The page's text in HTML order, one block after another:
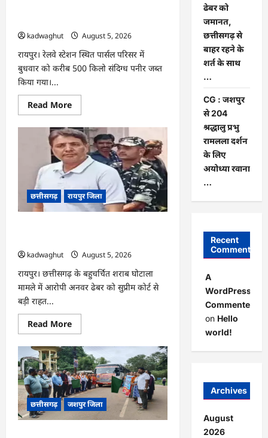
kadwaghut
August 5, 2026
रायपुर। रेलवे स्टेशन स्थित पार्सल परिसर में
बुधवार को करीब 500 किलो संदिग्ध पनीर जब्त
किया गया।...
Read MoreRead
more
CG
:
रेलवे
पार्सल
गोदाम
से
5
क्विंटल
पनीर
जब्त
…
छत्तीसगढ़ रायपुर जिला
kadwaghut
August 5, 2026
रायपुर। छत्तीसगढ़ के बहुचर्चित शराब घोटाला
मामले में आरोपी अनवर ढेबर को सुप्रीम कोर्ट से
बड़ी राहत...
Read MoreRead
more
CG
:
अनवर
ढेबर
को
जमानत,
छत्तीसगढ़
से
रहने
छत्तीसगढ़ जशपुर जिला
ढेबर को
जमानत,
छत्तीसगढ़ से
बाहर रहने के
शर्त के साथ
…
CG : जशपुर
से 204
श्रद्धालु प्रभु
रामलला दर्शन
के लिए
अयोध्या रवाना
…
Recent
Comments
A
WordPress
Commenter
on Hello
world!
Archives
August
2026